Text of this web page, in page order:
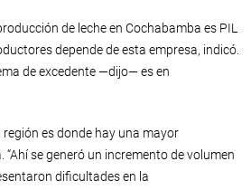
de leche en Cochabamba es PIL
depende de esta empresa, indicó.
de excedente —dijo— es en
región es donde hay una mayor
se generó un incremento de volumen
dificultades en la